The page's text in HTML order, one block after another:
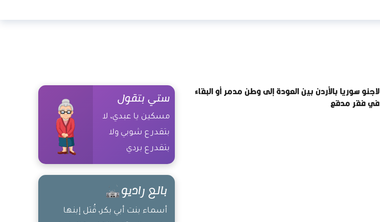
لاجئو سوريا بالأردن بين العودة إلى وطن مدمر أو البقاء
في فقر مدقع
ستي بتقول
مسكين يا عبدي، لا
بتقدر ع شوبي ولا
بتقدر ع بردي
بالع راديو
أسماء بنت أبي بكر، قُتل إبنها